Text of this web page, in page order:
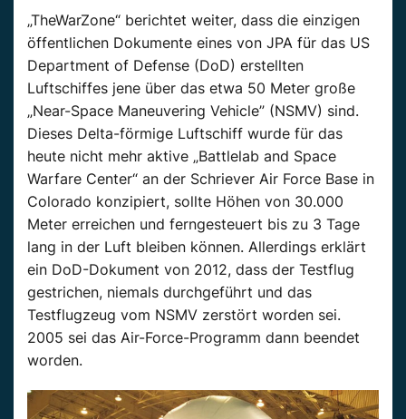
„TheWarZone“ berichtet weiter, dass die einzigen
öffentlichen Dokumente eines von JPA für das US
Department of Defense (DoD) erstellten
Luftschiffes jene über das etwa 50 Meter große
„Near-Space Maneuvering Vehicle” (NSMV) sind.
Dieses Delta-förmige Luftschiff wurde für das
heute nicht mehr aktive „Battlelab and Space
Warfare Center“ an der Schriever Air Force Base in
Colorado konzipiert, sollte Höhen von 30.000
Meter erreichen und ferngesteuert bis zu 3 Tage
lang in der Luft bleiben können. Allerdings erklärt
ein DoD-Dokument von 2012, dass der Testflug
gestrichen, niemals durchgeführt und das
Testflugzeug vom NSMV zerstört worden sei.
2005 sei das Air-Force-Programm dann beendet
worden.